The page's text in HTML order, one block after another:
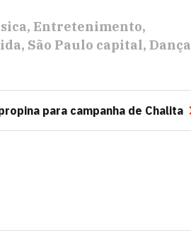
Entretenimento
São Paulo capital Dança
para campanha de Chalita